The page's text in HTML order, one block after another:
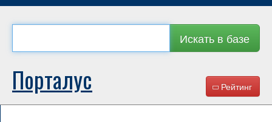
Искать в базе
Рейтинг
Порталус